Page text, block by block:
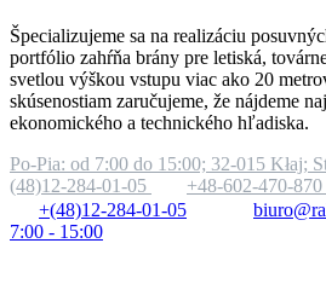
Špecializujeme sa na realizáciu
portfólio zahŕňa brány pre letiská,
svetlou výškou vstupu viac ako 20
skúsenostiam zaručujeme, že nájdeme
ekonomického a technického hľadiska.
Po-Pia: od 7:00 do 15:00; 32-015 Kłaj;
(48)12-284-01-05
+48-602-470-870
+(48)12-284-01-05
7:00 - 15:00